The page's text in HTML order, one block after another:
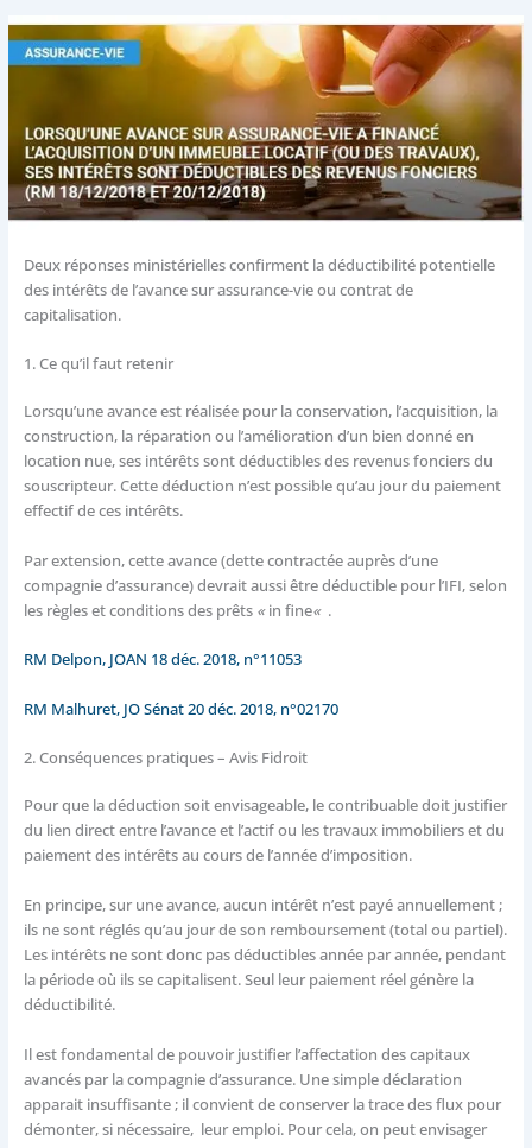
Deux réponses ministérielles confirment la déductibilité potentielle
des intérêts de l’avance sur assurance-vie ou contrat de
capitalisation.
1. Ce qu’il faut retenir
Lorsqu’une avance est réalisée pour la conservation, l’acquisition, la
construction, la réparation ou l’amélioration d’un bien donné en
location nue, ses intérêts sont déductibles des revenus fonciers du
souscripteur. Cette déduction n’est possible qu’au jour du paiement
effectif de ces intérêts.
Par extension, cette avance (dette contractée auprès d’une
compagnie d’assurance) devrait aussi être déductible pour l’IFI, selon
les règles et conditions des prêts «in fine« .
RM Delpon, JOAN 18 déc. 2018, n°11053
RM Malhuret, JO Sénat 20 déc. 2018, n°02170
2. Conséquences pratiques – Avis Fidroit
Pour que la déduction soit envisageable, le contribuable doit justifier
du lien direct entre l’avance et l’actif ou les travaux immobiliers et du
paiement des intérêts au cours de l’année d’imposition.
En principe, sur une avance, aucun intérêt n’est payé annuellement ;
ils ne sont réglés qu’au jour de son remboursement (total ou partiel).
Les intérêts ne sont donc pas déductibles année par année, pendant
la période où ils se capitalisent. Seul leur paiement réel génère la
déductibilité.
Il est fondamental de pouvoir justifier l’affectation des capitaux
avancés par la compagnie d’assurance. Une simple déclaration
apparait insuffisante ; il convient de conserver la trace des flux pour
démonter, si nécessaire, leur emploi. Pour cela, on peut envisager